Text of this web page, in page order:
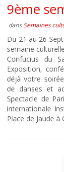
9ème
dansSemaines
Du 21 au 26
semaine
Confucius du
Exposition,
déjà votre
de danses et
Spectacle de
internationale
Place de Jaude